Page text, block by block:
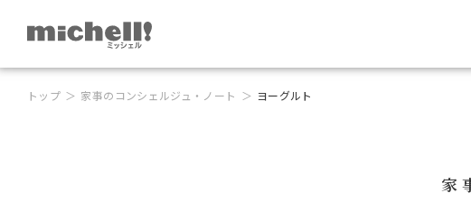
トップ 家事のコンシェルジュ・ノート ヨーグルト
家